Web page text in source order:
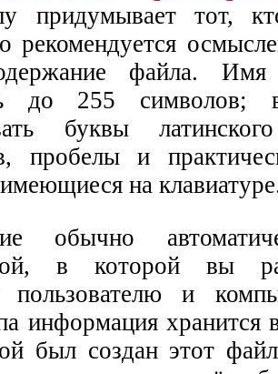
придумывает тот,
рекомендуется
файла.
до 255
буквы
пробелы и
на
обычно
в которой вы
пользователю и
информация хранится
был создан этот